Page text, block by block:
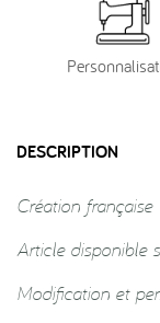
DESCRIPTION
Création française
Article disponible
Modification et